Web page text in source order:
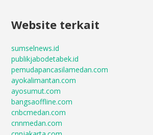
Website terkait
sumselnews.id
publikjabodetabek.id
pemudapancasilamedan.com
ayokalimantan.com
ayosumut.com
bangsaoffline.com
cnbcmedan.com
cnnmedan.com